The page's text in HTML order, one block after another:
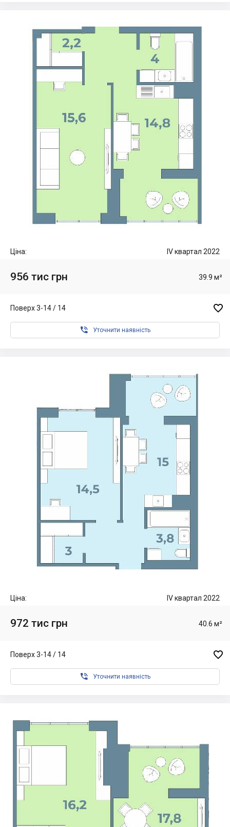
Ціна: IV квартал 2022
956 тис грн 39.9 м²
Поверх 3-14 / 14 
 Уточнити наявність
Ціна: IV квартал 2022
972 тис грн 40.6 м²
Поверх 3-14 / 14 
 Уточнити наявність